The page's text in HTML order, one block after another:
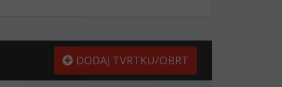
DODAJ TVRTKU/OBRT